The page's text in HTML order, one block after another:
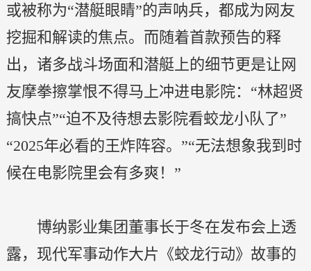
或被称为“潜艇眼睛”的声呐兵，都成为网友
挖掘和解读的焦点。而随着首款预告的释
出，诸多战斗场面和潜艇上的细节更是让网
友摩拳擦掌恨不得马上冲进电影院：“林超贤
搞快点”“迫不及待想去影院看蛟龙小队了”
“2025年必看的王炸阵容。”“无法想象我到时
候在电影院里会有多爽！”
博纳影业集团董事长于冬在发布会上透
露，现代军事动作大片《蛟龙行动》故事的